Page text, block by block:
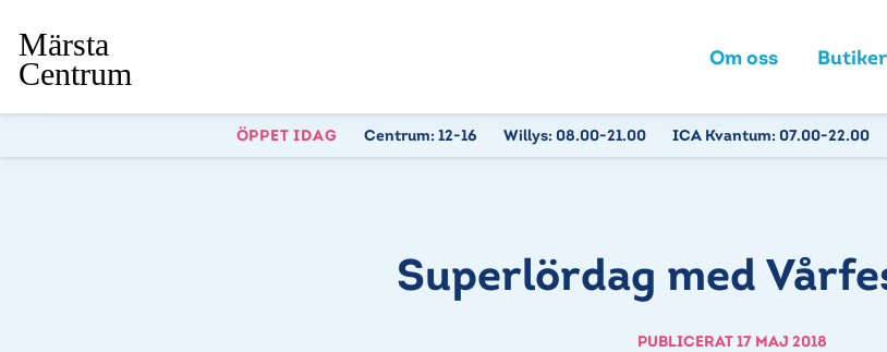
Om oss
ÖPPET IDAG Centrum: 12-16 Willys: 08.00-21.00 ICA Kvantum: 07.00-22.00
Superlördag med
PUBLICERAT 17 MAJ 2018